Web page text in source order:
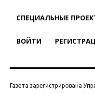
СПЕЦИАЛЬНЫЕ
ВОЙТИ
Газета зарегистрирована